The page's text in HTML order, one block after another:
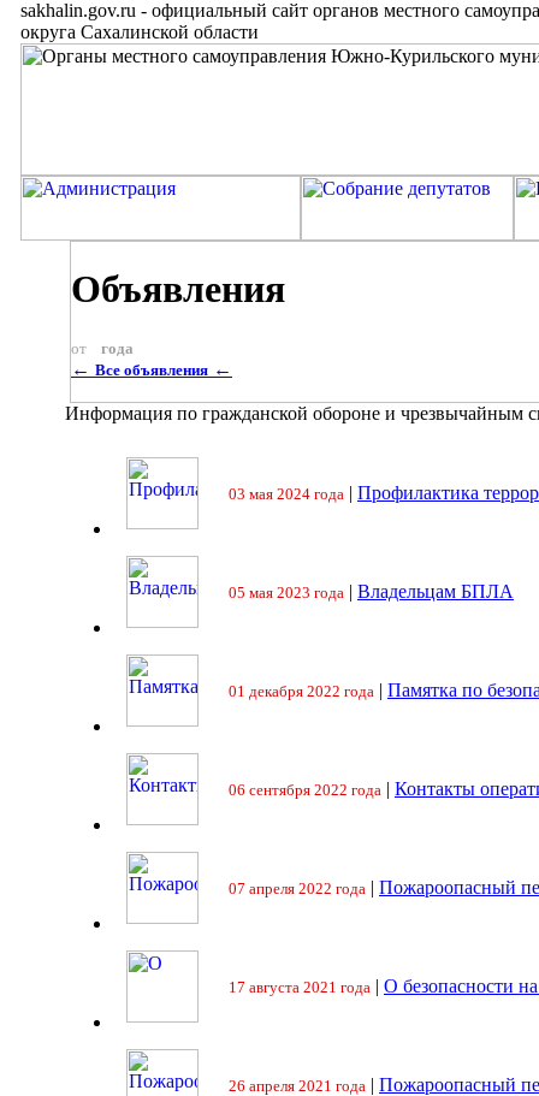
sakhalin.gov.ru - официальный сайт органов местного
округа Сахалинской области
Объявления
от года
← Все объявления ←
Информация по гражданской обороне и чрезвычайным
03 мая 2024 года | Профилактика
05 мая 2023 года | Владельцам БПЛА
01 декабря 2022 года | Памятка по
06 сентября 2022 года | Контакты
07 апреля 2022 года | Пожароопасный
17 августа 2021 года | О безопасности
26 апреля 2021 года | Пожароопасный